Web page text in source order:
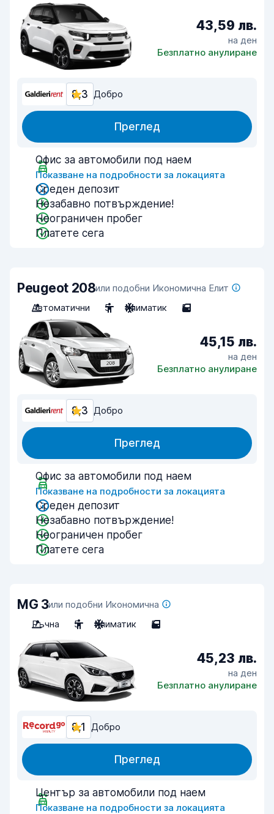
43,59 лв.
на ден
Безплатно анулиране
8,3 Добро
Преглед
Офис за автомобили под наем
Показване на подробности за локацията
Среден депозит
Незабавно потвърждение!
Неограничен пробег
Платете сега
Peugeot 208или подобни Икономична Елит
Автоматични
5 Климатик 5
45,15 лв.
на ден
Безплатно анулиране
8,3 Добро
Преглед
Офис за автомобили под наем
Показване на подробности за локацията
Среден депозит
Незабавно потвърждение!
Неограничен пробег
Платете сега
MG 3или подобни Икономична
Ръчна
5 Климатик 5
45,23 лв.
на ден
Безплатно анулиране
8,1 Добро
Преглед
Център за автомобили под наем
Показване на подробности за локацията